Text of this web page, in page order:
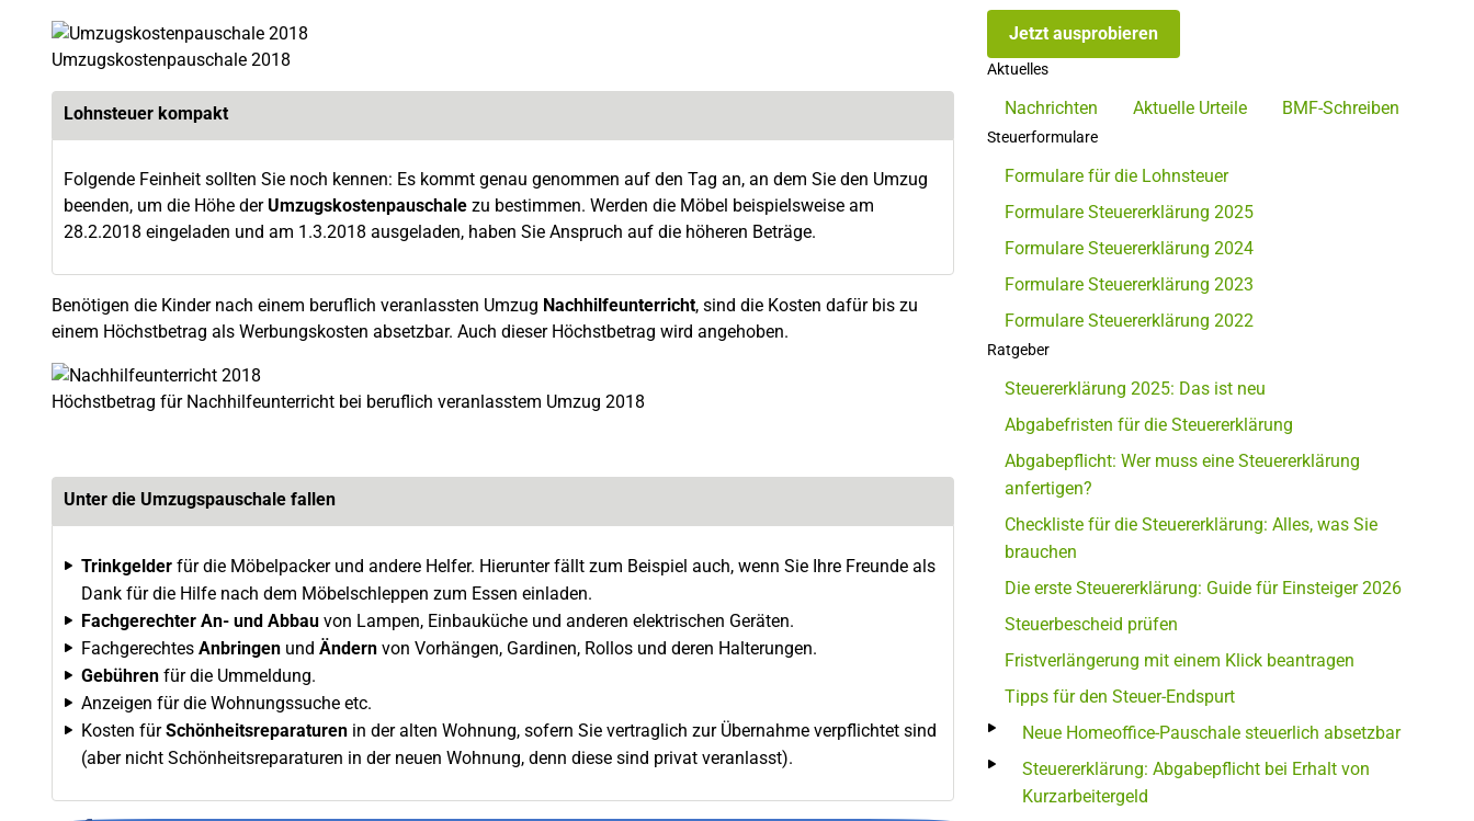
Umzugskostenpauschale 2018
Lohnsteuer kompakt
Folgende Feinheit sollten Sie noch kennen: Es kommt genau genommen auf den Tag an, an dem Sie den Umzug
beenden, um die Höhe der Umzugskostenpauschale zu bestimmen. Werden die Möbel beispielsweise am
28.2.2018 eingeladen und am 1.3.2018 ausgeladen, haben Sie Anspruch auf die höheren Beträge.
Benötigen die Kinder nach einem beruflich veranlassten Umzug Nachhilfeunterricht, sind die Kosten dafür bis zu
einem Höchstbetrag als Werbungskosten absetzbar. Auch dieser Höchstbetrag wird angehoben.
Höchstbetrag für Nachhilfeunterricht bei beruflich veranlasstem Umzug 2018
Unter die Umzugspauschale fallen
Trinkgelder für die Möbelpacker und andere Helfer. Hierunter fällt zum Beispiel auch, wenn Sie Ihre Freunde als
Dank für die Hilfe nach dem Möbelschleppen zum Essen einladen.
Fachgerechter An- und Abbau von Lampen, Einbauküche und anderen elektrischen Geräten.
Fachgerechtes Anbringen und Ändern von Vorhängen, Gardinen, Rollos und deren Halterungen.
Gebühren für die Ummeldung.
Anzeigen für die Wohnungssuche etc.
Kosten fürSchönheitsreparaturen in der alten Wohnung, sofern Sie vertraglich zur Übernahme verpflichtet sind
(aber nicht Schönheitsreparaturen in der neuen Wohnung, denn diese sind privat veranlasst).
Jetzt ausprobieren
Aktuelles
Nachrichten Aktuelle Urteile BMF-Schreiben
Steuerformulare
Formulare für die Lohnsteuer
Formulare Steuererklärung 2025
Formulare Steuererklärung 2024
Formulare Steuererklärung 2023
Formulare Steuererklärung 2022
Ratgeber
Steuererklärung 2025: Das ist neu
Abgabefristen für die Steuererklärung
Abgabepflicht: Wer muss eine Steuererklärung
anfertigen?
Checkliste für die Steuererklärung: Alles, was Sie
brauchen
Die erste Steuererklärung: Guide für Einsteiger 2026
Steuerbescheid prüfen
Fristverlängerung mit einem Klick beantragen
Tipps für den Steuer-Endspurt
Neue Homeoffice-Pauschale steuerlich absetzbar
Steuererklärung: Abgabepflicht bei Erhalt von
Kurzarbeitergeld